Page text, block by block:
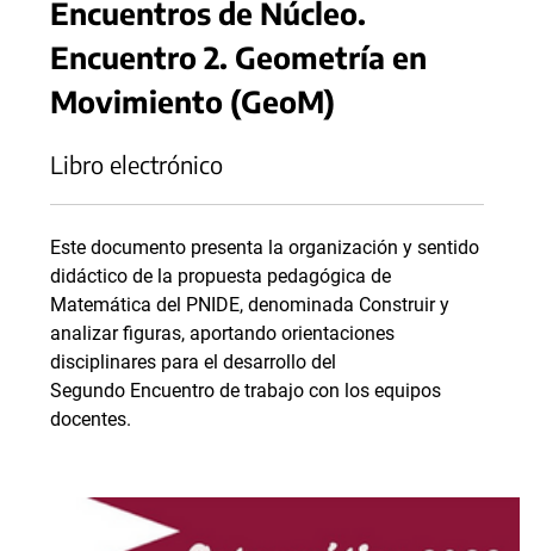
Encuentros de Núcleo.
Encuentro 2. Geometría en
Movimiento (GeoM)
Libro electrónico
Este documento presenta la organización y sentido
didáctico de la propuesta pedagógica de
Matemática del PNIDE, denominada Construir y
analizar figuras, aportando orientaciones
disciplinares para el desarrollo del
Segundo Encuentro de trabajo con los equipos
docentes.